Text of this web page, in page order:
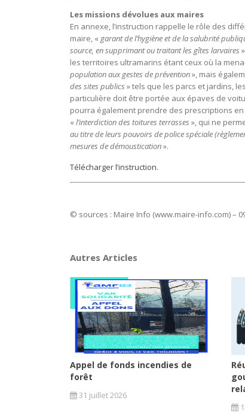
Les missions dévolues aux maires
En annexe, l’instruction rappelle le rôle des
maire, « garant de l’hygiène et de la salubrité
source, en supprimant ou traitant les gîtes larvaires
les territoires ultramarins étant ceux où la
population aux gestes de prévention», mais
des sites publics » tels que les parcs et jardins,
particulière doit être portée aux épaves de
pourra également prendre des prescriptions
« l’interdiction des toitures terrasses », qui ne
au titre de leurs pouvoirs de police spéciale
mesures de démoustication».
Télécharger l’instruction.
© sources : Maire Info (www.maire-info.com) –
Autres Articles
Appel de fonds incendies de
forêt
31 juillet 2026